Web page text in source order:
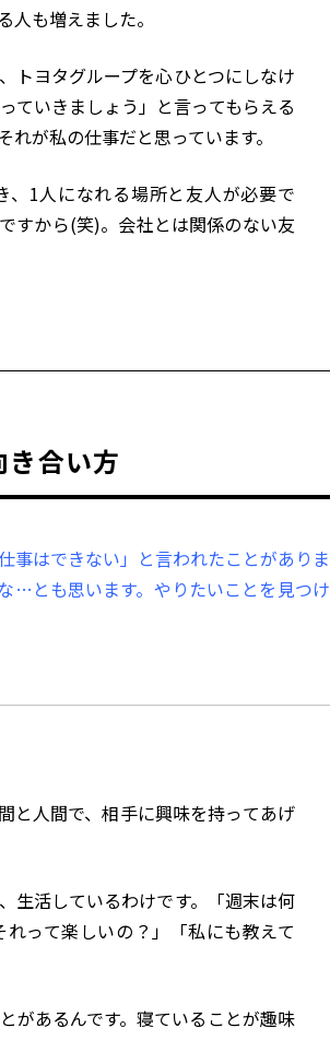
も増えました。
トヨタグループを心ひとつにしなけ
ていきましょう」と言ってもらえる
が私の仕事だと思っています。
1人になれる場所と友人が必要で
すから(笑)。会社とは関係のない友
合い方
事はできない」と言われたことがありま
…とも思います。やりたいことを見つけ
と人間で、相手に興味を持ってあげ
生活しているわけです。「週末は何
って楽しいの？」「私にも教えて
があるんです。寝ていることが趣味